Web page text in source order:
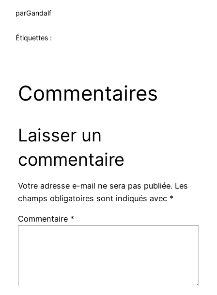
parGandalf
Étiquettes :
Commentaires
Laisser un
commentaire
Votre adresse e-mail ne sera pas publiée. Les
champs obligatoires sont indiqués avec *
Commentaire *